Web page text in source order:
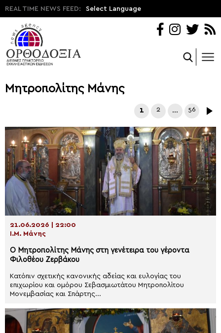
REAL TIME NEWS FEED: Select Language
Μητροπολίτης Μάνης
1 2 … 56
21.06.2026 | 22:00
Ι.Μ. Μάνης
Ο Μητροπολίτης Μάνης στη γενέτειρα του γέροντα
Φιλοθέου Ζερβάκου
Κατόπιν σχετικής κανονικής αδείας και ευλογίας του
επιχωρίου και ομόρου Σεβασμιωτάτου Μητροπολίτου
Μονεμβασίας και Σπάρτης...